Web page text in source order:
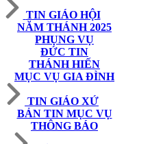
TIN GIÁO HỘI
NĂM THÁNH 2025
PHỤNG VỤ
ĐỨC TIN
THÁNH HIẾN
MỤC VỤ GIA ĐÌNH
TIN GIÁO XỨ
BẢN TIN MỤC VỤ
THÔNG BÁO